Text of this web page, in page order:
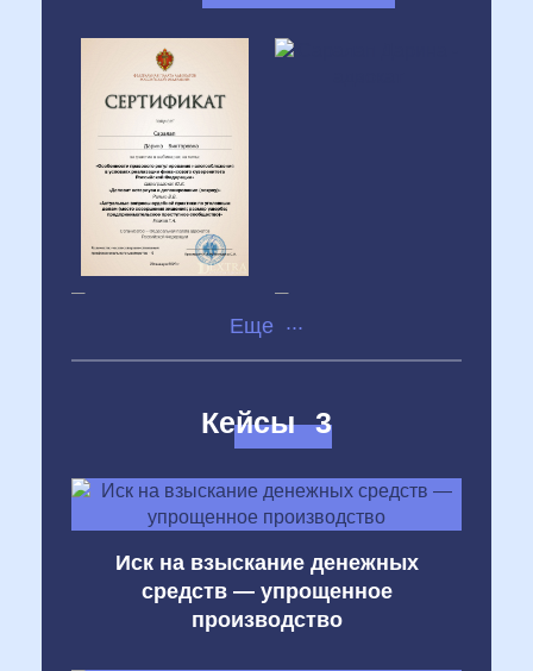
...
Кейсы 3
Иск на взыскание денежных
средств — упрощенное
производство